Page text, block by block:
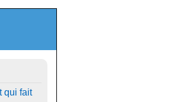
qui fait